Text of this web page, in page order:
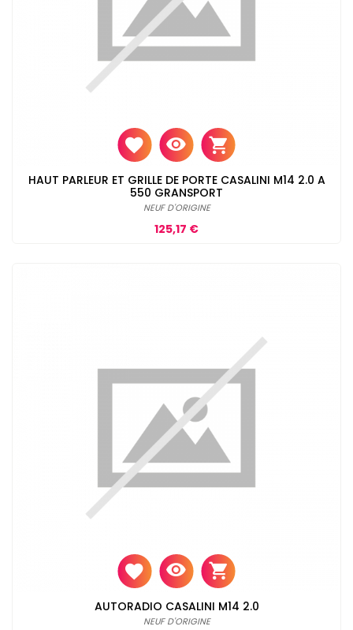
HAUT PARLEUR ET GRILLE DE PORTE CASALINI M14 2.0 A
550 GRANSPORT
NEUF D'ORIGINE
Prix
125,17 €
AUTORADIO CASALINI M14 2.0
NEUF D'ORIGINE